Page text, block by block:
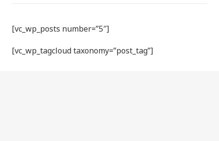
[vc_wp_posts number=”5″]
[vc_wp_tagcloud taxonomy=”post_tag”]